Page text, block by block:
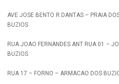
AVE JOSE BENTO R DANTAS – PRAIA
BUZIOS
RUA JOAO FERNANDES ANT RUA 01 –
BUZIOS
RUA 17 – FORNO – ARMACAO DOS